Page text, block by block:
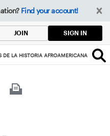
Find your account!
JOIN SIGN IN
DE LA HISTORIA AFROAMERICANA: